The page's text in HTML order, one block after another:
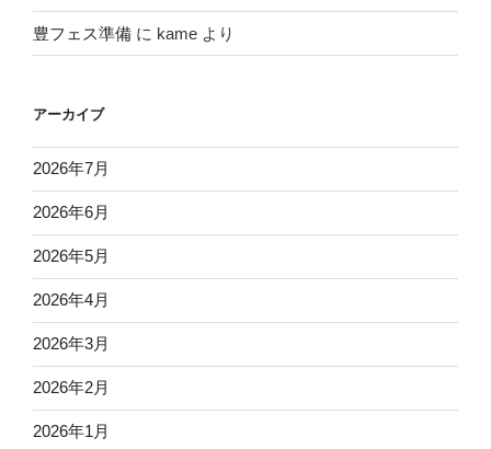
豊フェス準備 に kame より
アーカイブ
2026年7月
2026年6月
2026年5月
2026年4月
2026年3月
2026年2月
2026年1月